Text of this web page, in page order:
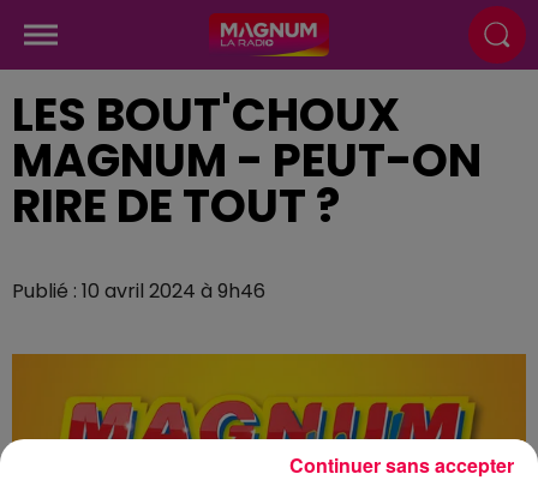
LES BOUT'CHOUX
MAGNUM - PEUT-ON
RIRE DE TOUT ?
Publié : 10 avril 2024 à 9h46
Continuer sans accepter